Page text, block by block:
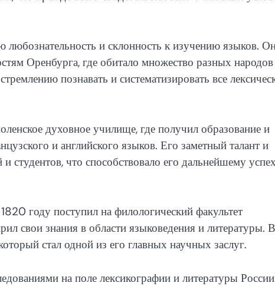
и склонность к изучению языков.
Оренбурга, где обитало множество разных
познавать и систематизировать все
духовное училище, где получил образование и
и английского языков. Его заметный талант и
студентов, что способствовало его дальнейшему
году поступил на филологический факультет
свои знания в области языковедения и литературы.
стал одной из его главных научных заслуг.
на поле лексикографии и литературы